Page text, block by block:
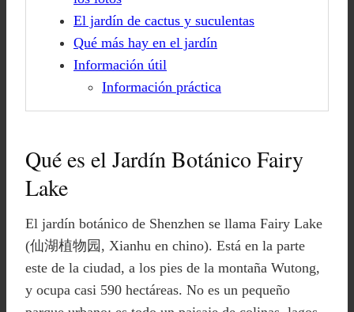
El jardín de cactus y suculentas
Qué más hay en el jardín
Información útil
Información práctica
Qué es el Jardín Botánico Fairy
Lake
El jardín botánico de Shenzhen se llama Fairy Lake
(仙湖植物园, Xianhu en chino). Está en la parte
este de la ciudad, a los pies de la montaña Wutong,
y ocupa casi 590 hectáreas. No es un pequeño